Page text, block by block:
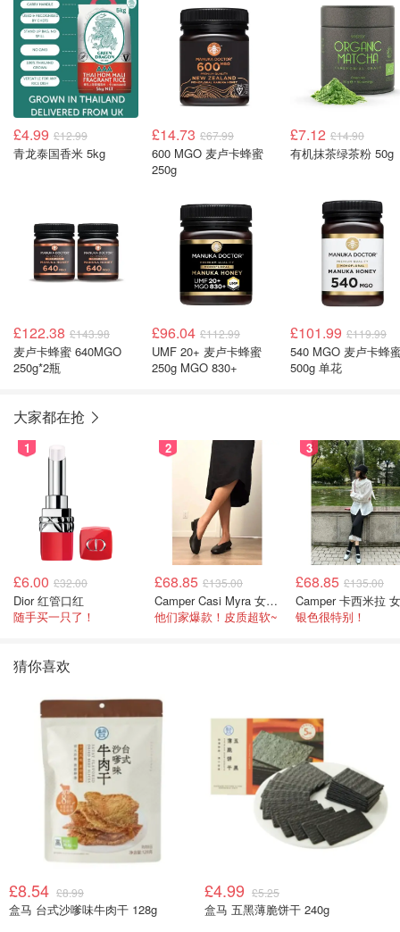
£4.99 £12.99
青龙泰国香米 5kg
£14.73 £67.99
600 MGO 麦卢卡蜂蜜
250g
£7.12 £14.90
有机抹茶绿茶粉 50g
£122.38 £143.98
麦卢卡蜂蜜 640MGO
250g*2瓶
£96.04 £112.99
UMF 20+ 麦卢卡蜂蜜
250g MGO 830+
£101.99 £119.99
540 MGO 麦卢卡蜂
500g 单花
大家都在抢
1
£6.00 £32.00
Dior 红管口红
随手买一只了！
2
£68.85 £135.00
Camper Casi Myra 女士乐福鞋
他们家爆款！皮质超软~
3
£68.85 £135.00
银色很特别！
猜你喜欢
£8.54 £8.99
盒马 台式沙嗲味牛肉干 128g
£4.99 £5.25
盒马 五黑薄脆饼干 240g